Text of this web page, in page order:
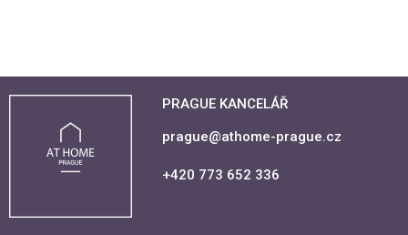
PRAGUE KANCELÁŘ
prague@athome-prague.cz
+420 773 652 336